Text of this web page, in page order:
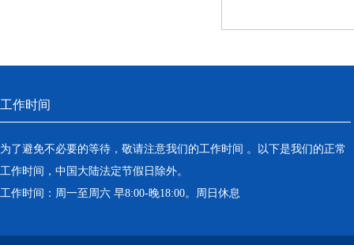
工作时间
为了避免不必要的等待，敬请注意我们的工作时间 。以下是我们的正常
工作时间，中国大陆法定节假日除外。
工作时间：周一至周六 早8:00-晚18:00。周日休息